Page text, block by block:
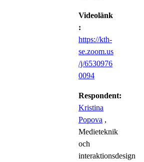
Videolänk
:
https://kth-
se.zoom.us
/j/6530976
0094
Respondent:
Kristina
Popova ,
Medieteknik
och
interaktionsdesign